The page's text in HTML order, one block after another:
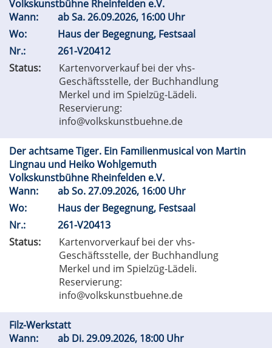
Volkskunstbühne Rheinfelden e.V.
Wann:
abSa.26.09.2026, 16:00 Uhr
Wo:
Haus der Begegnung, Festsaal
Nr.:
261-V20412
Status:
Kartenvorverkauf bei der vhs-
Geschäftsstelle, der Buchhandlung
Merkel und im Spielzüg-Lädeli.
Reservierung:
info@volkskunstbuehne.de
Der achtsame Tiger. Ein Familienmusical von Martin
Lingnau und Heiko Wohlgemuth
Volkskunstbühne Rheinfelden e.V.
Wann:
abSo.27.09.2026, 16:00 Uhr
Wo:
Haus der Begegnung, Festsaal
Nr.:
261-V20413
Status:
Kartenvorverkauf bei der vhs-
Geschäftsstelle, der Buchhandlung
Merkel und im Spielzüg-Lädeli.
Reservierung:
info@volkskunstbuehne.de
Filz-Werkstatt
Wann:
ab Di.29.09.2026, 18:00 Uhr